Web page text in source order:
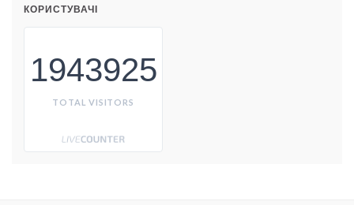
КОРИСТУВАЧІ
1943925
TOTAL VISITORS